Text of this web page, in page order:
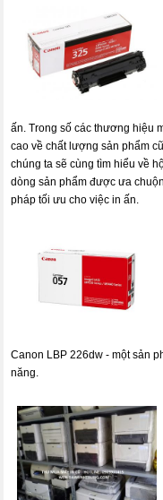
ấn. Trong số các thương hiệu
cao về chất lượng sản phẩm
chúng ta sẽ cùng tìm hiểu về
dòng sản phẩm được ưa
pháp tối ưu cho việc in ấn.
Canon LBP 226dw - một sản
năng.